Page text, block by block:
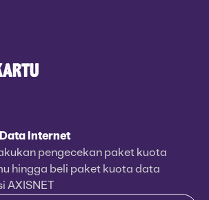
Internet
pengecekan paket kuota
hingga beli paket kuota data
AXISNET